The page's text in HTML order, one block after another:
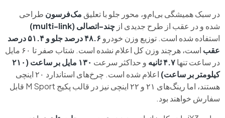
در سبک همیشگی بی‌ام‌و، محور جلو با تعلیق مک‌فرسون طراحی
شده و در عقب از طرح جدیدی از چند-اتصالی (multi-link)
استفاده شده است. توزیع وزن خودرو
۴۸.۶ درصد جلو و ۵۱.۴ درصد
عقب
است، هرچند وزن کل اعلام نشده است. شتاب صفر تا ۶۰ مایل
در ساعت تنها۴.۷ ثانیه و حداکثر سرعت
۱۳۰ مایل بر ساعت (۲۱۰
کیلومتر بر ساعت)
اعلام شده است. چرخ‌های استاندارد ۲۰ اینچی
هستند، اما رینگ‌های ۲۱ و ۲۲ اینچی نیز در قالب پکیج M Sport قابل
سفارش خواهند بود.